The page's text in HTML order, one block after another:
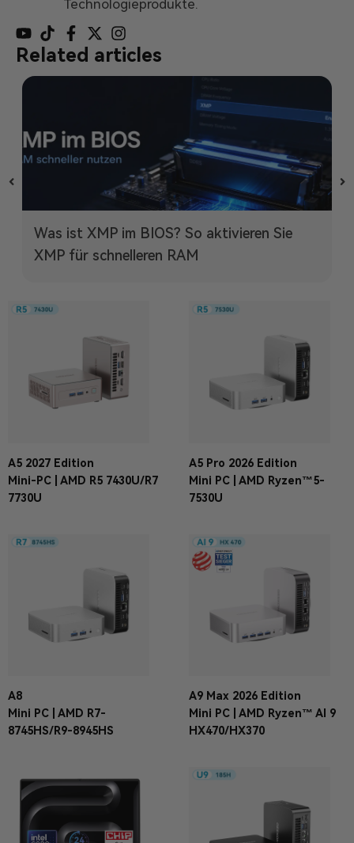
Technologieprodukte.
Related articles
Was ist XMP im BIOS? So aktivieren Sie
XMP für schnelleren RAM
A5 2027 Edition
Mini-PC | AMD R5 7430U/R7
7730U
A5 Pro 2026 Edition
Mini PC | AMD Ryzen™5-
7530U
A8
Mini PC | AMD R7-
8745HS/R9-8945HS
A9 Max 2026 Edition
Mini PC | AMD Ryzen™ AI 9
HX470/HX370